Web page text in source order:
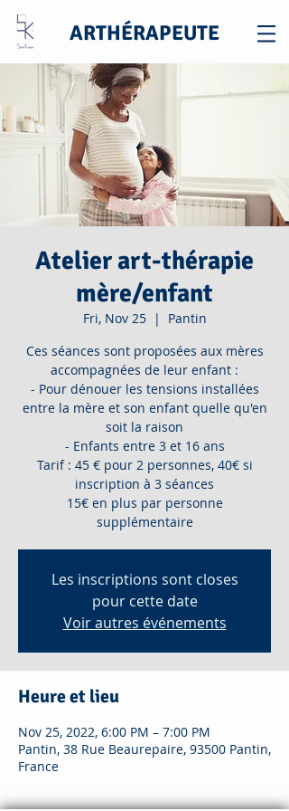
ARTHÉRAPEUTE
Atelier art-thérapie
mère/enfant
Fri, Nov 25
  |
Pantin
Ces séances sont proposées aux mères
accompagnées de leur enfant :
- Pour dénouer les tensions installées
entre la mère et son enfant quelle qu'en
soit la raison
- Enfants entre 3 et 16 ans
Tarif : 45 € pour 2 personnes, 40€ si
inscription à 3 séances
15€ en plus par personne
supplémentaire
Les inscriptions sont closes
pour cette date
Voir autres événements
Heure et lieu
Nov 25, 2022, 6:00 PM – 7:00 PM
Pantin, 38 Rue Beaurepaire, 93500 Pantin,
France